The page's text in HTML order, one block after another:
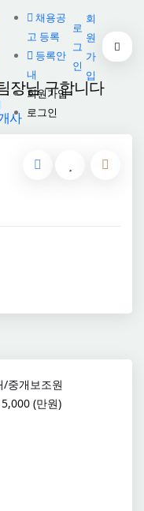
채용공
고 등록
등록안
내
회원가입
로그인
로
그
인
회
원
가
입
장님 구합니다
사
중개보조원
(만원)